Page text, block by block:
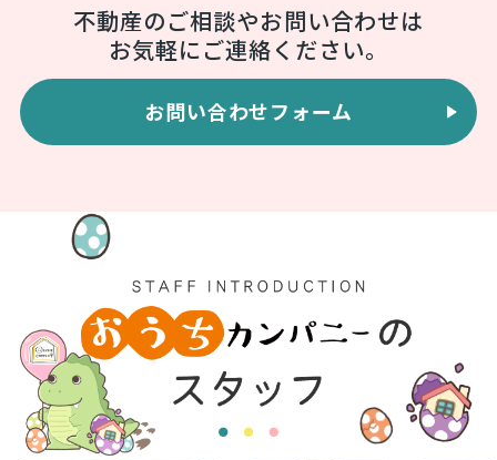
不動産のご相談やお問い合わせは
お気軽にご連絡ください。
お問い合わせフォーム